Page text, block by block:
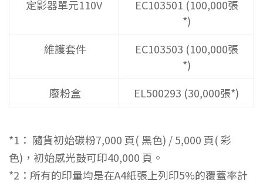
定影器單元110V
EC103501 (100,000張
*)
維護套件
EC103503 (100,000張
*)
廢粉盒
EL500293 (30,000張*)
*1： 隨貨初始碳粉7,000 頁( 黑色) / 5,000 頁( 彩
色)，初始感光鼓可印40,000 頁。
*2：所有的印量均是在A4紙張上列印5%的覆蓋率計